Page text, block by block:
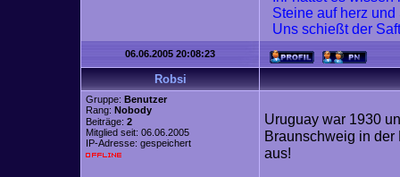
Steine auf herz und
Uns schießt der
06.06.2005 20:08:23
Robsi
Gruppe: Benutzer
Rang: Nobody
Beiträge: 2
Mitglied seit: 06.06.2005
IP-Adresse: gespeichert
Uruguay war 1930
Braunschweig in der
aus!